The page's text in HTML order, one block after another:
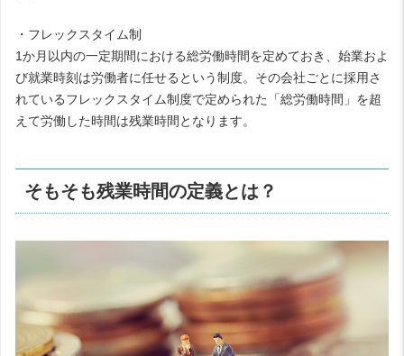
・フレックスタイム制
1か月以内の一定期間における総労働時間を定めておき、始業およ
び就業時刻は労働者に任せるという制度。その会社ごとに採用さ
れているフレックスタイム制度で定められた「総労働時間」を超
えて労働した時間は残業時間となります。
そもそも残業時間の定義とは？